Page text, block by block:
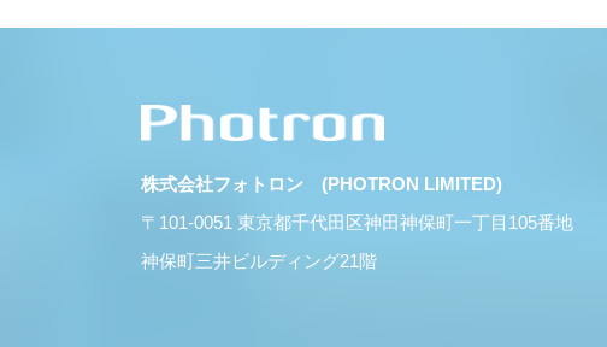
株式会社フォトロン (PHOTRON LIMITED)
〒101-0051 東京都千代田区神田神保町一丁目105番地
神保町三井ビルディング21階